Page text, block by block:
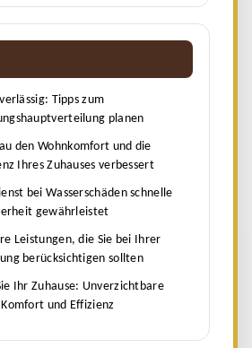
Tipps zum
planen
den Wohnkomfort und die
Ihres Zuhauses verbessert
bei Wasserschäden schnelle
gewährleistet
Leistungen, die Sie bei Ihrer
berücksichtigen sollten
Ihr Zuhause: Unverzichtbare
und Effizienz